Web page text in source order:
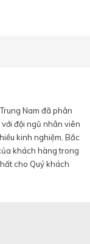
Nam đã phân
đội ngũ nhân viên
kinh nghiệm, Bắc
khách hàng trong
cho Quý khách